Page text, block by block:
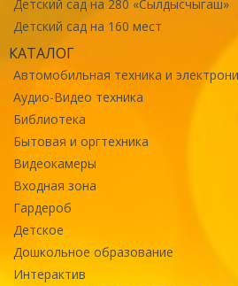
Детский сад на 280 «Сылдысчыгаш»
Детский сад на 160 мест
КАТАЛОГ
Автомобильная техника и
Аудио-Видео техника
Библиотека
Бытовая и оргтехника
Видеокамеры
Входная зона
Гардероб
Детское
Дошкольное образование
Интерактив